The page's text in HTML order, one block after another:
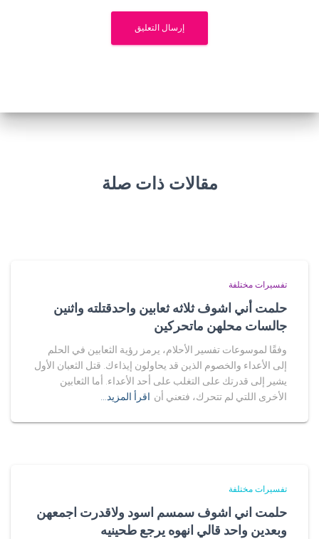
مقالات ذات صلة
تفسيرات مختلفة
حلمت أني اشوف ثلاثه ثعابين واحدقتلته واثنين
جالسات محلهن ماتحركين
وفقًا لموسوعات تفسير الأحلام، يرمز رؤية الثعابين في الحلم
إلى الأعداء والخصوم الذين قد يحاولون إيذاءك. قتل الثعبان الأول
يشير إلى قدرتك على التغلب على أحد الأعداء. أما الثعابين
الأخرى اللتي لم تتحرك، فتعني أن اقرأ المزيد…
تفسيرات مختلفة
حلمت اني اشوف سمسم اسود ولاقدرت اجمعهن
وبعدين واحد قالي انهوه يرجع طحينيه